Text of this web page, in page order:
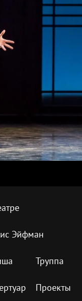
Эйфман
Труппа
Проекты